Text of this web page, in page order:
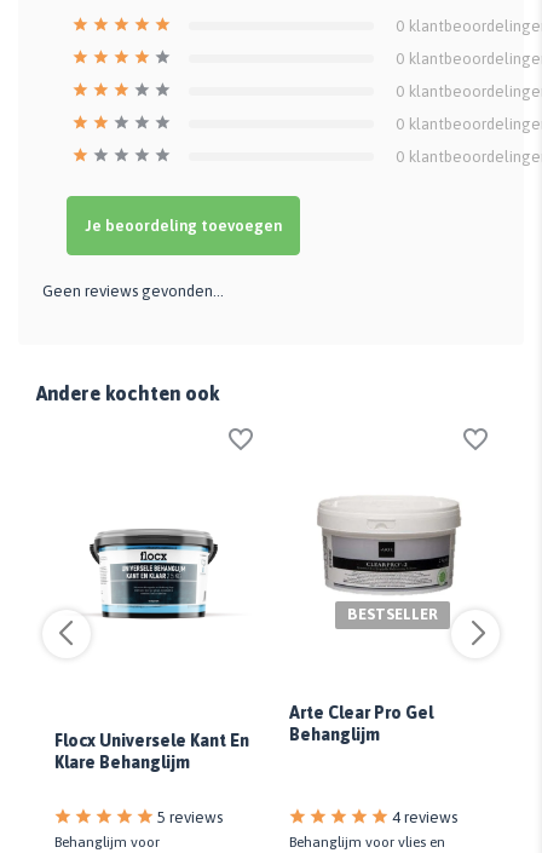
0
0
0
0
0
Je beoordeling toevoegen
Geen reviews gevonden...
Andere kochten ook
Flocx Universele Kant En
Klare Behanglijm
5 reviews
Behanglijm voor
BESTSELLER
Arte Clear Pro Gel
Behanglijm
4 reviews
Behanglijm voor vlies en